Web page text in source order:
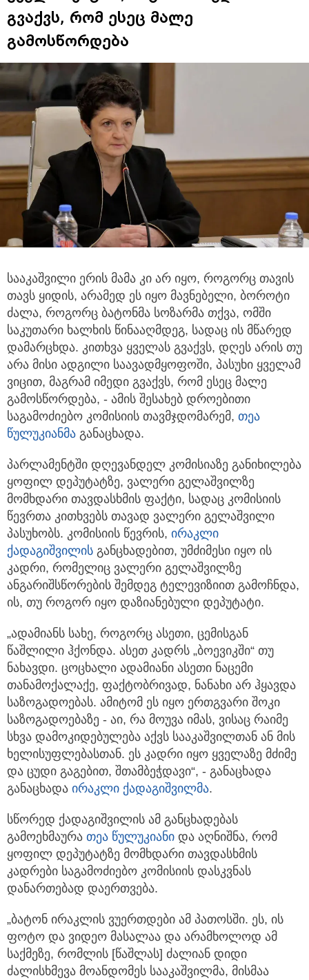
გვაქვს, რომ ესეც მალე
გამოსწორდება
სააკაშვილი ერის მამა კი არ იყო, როგორც თავის
თავს ყიდის, არამედ ეს იყო მავნებელი, ბოროტი
ძალა, როგორც ბატონმა სოზარმა თქვა, ომში
საკუთარი ხალხის წინააღმდეგ, სადაც ის მწარედ
დამარცხდა. კითხვა ყველას გვაქვს, დღეს არის თუ
არა მისი ადგილი საავადმყოფოში, პასუხი ყველამ
ვიცით, მაგრამ იმედი გვაქვს, რომ ესეც მალე
გამოსწორდება, - ამის შესახებ დროებითი
საგამოძიებო კომისიის თავმჯდომარემ, თეა
წულუკიანმა განაცხადა.
პარლამენტში დღევანდელ კომისიაზე განიხილება
ყოფილ დეპუტატზე, ვალერი გელაშვილზე
მომხდარი თავდასხმის ფაქტი, სადაც კომისიის
წევრთა კითხვებს თავად ვალერი გელაშვილი
პასუხობს. კომისიის წევრის, ირაკლი
ქადაგიშვილის განცხადებით, უმძიმესი იყო ის
კადრი, რომელიც ვალერი გელაშვილზე
ანგარიშსწორების შემდეგ ტელევიზიით გამოჩნდა,
ის, თუ როგორ იყო დაზიანებული დეპუტატი.
„ადამიანს სახე, როგორც ასეთი, ცემისგან
წაშლილი ჰქონდა. ასეთ კადრს „ბოევიკში“ თუ
ნახავდი. ცოცხალი ადამიანი ასეთი ნაცემი
თანამოქალაქე, ფაქტობრივად, ნანახი არ ჰყავდა
საზოგადოებას. ამიტომ ეს იყო ერთგვარი შოკი
საზოგადოებაზე - აი, რა მოუვა იმას, ვისაც რაიმე
სხვა დამოკიდებულება აქვს სააკაშვილთან ან მის
ხელისუფლებასთან. ეს კადრი იყო ყველაზე მძიმე
და ცუდი გაგებით, შთამბეჭდავი“, - განაცხადა
განაცხადა ირაკლი ქადაგიშვილმა.
სწორედ ქადაგიშვილის ამ განცხადებას
გამოეხმაურა თეა წულუკიანი და აღნიშნა, რომ
ყოფილ დეპუტატზე მომხდარი თავდასხმის
კადრები საგამოძიებო კომისიის დასკვნას
დანართებად დაერთვება.
„ბატონ ირაკლის ვუერთდები ამ პათოსში. ეს, ის
ფოტო და ვიდეო მასალაა და არამხოლოდ ამ
საქმეზე, რომლის [წაშლას] ძალიან დიდი
ძალისხმევა მოანდომეს სააკაშვილმა, მისმაა